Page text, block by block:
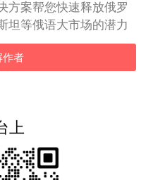
方案帮您快速释放俄罗
坦等俄语大市场的潜力
作者
上